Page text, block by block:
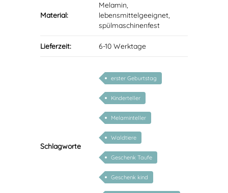
Material:
Melamin,
lebensmittelgeeignet,
spülmaschinenfest
Lieferzeit: 6-10 Werktage
Schlagworte
erster Geburtstag
Kinderteller
Melaminteller
Waldtiere
Geschenk Taufe
Geschenk kind